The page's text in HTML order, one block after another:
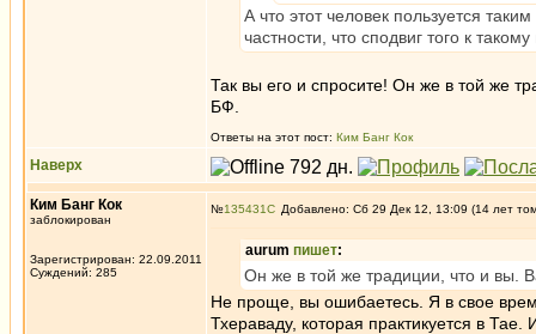
А что этот человек пользуется
частности, что сподвиг того к
Так вы его и спросите! Он же в той же
БФ.
Ответы на этот пост: Ким Банг Кок
Наверх
Ким Банг Кок
заблокирован
Зарегистрирован: 22.09.2011
Суждений: 285
№135431 Добавлено: Сб 29 Дек 12, 13:09 (14 лет
aurum пишет:
Он же в той же традиции, что и вы.
Не проще, вы ошибаетесь. Я в свое
Тхераваду, которая практикуется в